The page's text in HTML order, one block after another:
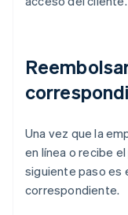
Una vez que la
en línea o recibe
siguiente paso es
correspondiente.